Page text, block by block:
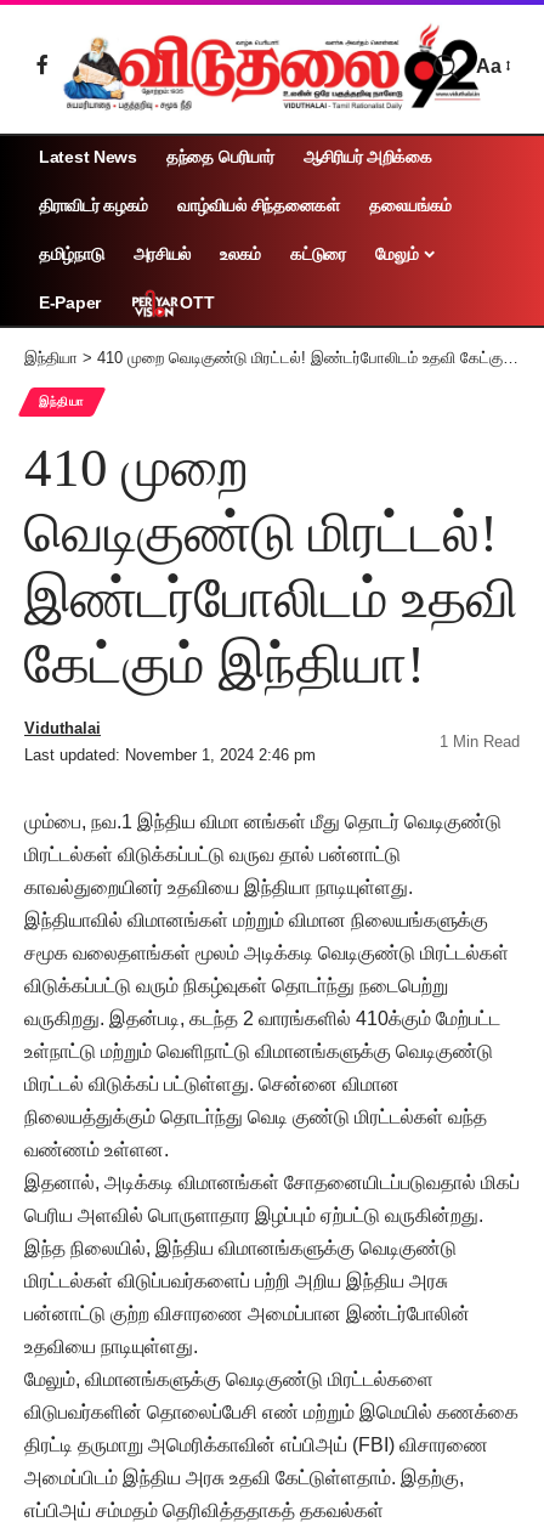
Aa
Latest News தந்தை பெரியார் ஆசிரியர் அறிக்கை
திராவிடர் கழகம் வாழ்வியல் சிந்தனைகள் தலையங்கம்
தமிழ்நாடு அரசியல் உலகம் கட்டுரை மேலும்
E-Paper OTT
இந்தியா > 410 முறை வெடிகுண்டு மிரட்டல்! இண்டர்போலிடம் உதவி கேட்கும் இந்தியா!
இந்தியா
410 முறை
வெடிகுண்டு மிரட்டல்!
இண்டர்போலிடம் உதவி
கேட்கும் இந்தியா!
Last updated: November 1, 2024 2:46 pm
Viduthalai
1 Min Read
மும்பை, நவ.1 இந்திய விமா னங்கள் மீது தொடர் வெடிகுண்டு
மிரட்டல்கள் விடுக்கப்பட்டு வருவ தால் பன்னாட்டு
காவல்துறையினர் உதவியை இந்தியா நாடியுள்ளது.
இந்தியாவில் விமானங்கள் மற்றும் விமான நிலையங்களுக்கு
சமூக வலைதளங்கள் மூலம் அடிக்கடி வெடிகுண்டு மிரட்டல்கள்
விடுக்கப்பட்டு வரும் நிகழ்வுகள் தொடா்ந்து நடைபெற்று
வருகிறது. இதன்படி, கடந்த 2 வாரங்களில் 410க்கும் மேற்பட்ட
உள்நாட்டு மற்றும் வெளிநாட்டு விமானங்களுக்கு வெடிகுண்டு
மிரட்டல் விடுக்கப் பட்டுள்ளது. சென்னை விமான
நிலையத்துக்கும் தொடா்ந்து வெடி குண்டு மிரட்டல்கள் வந்த
வண்ணம் உள்ளன.
இதனால், அடிக்கடி விமானங்கள் சோதனையிடப்படுவதால் மிகப்
பெரிய அளவில் பொருளாதார இழப்பும் ஏற்பட்டு வருகின்றது.
இந்த நிலையில், இந்திய விமானங்களுக்கு வெடிகுண்டு
மிரட்டல்கள் விடுப்பவர்களைப் பற்றி அறிய இந்திய அரசு
பன்னாட்டு குற்ற விசாரணை அமைப்பான இண்டர்போலின்
உதவியை நாடியுள்ளது.
மேலும், விமானங்களுக்கு வெடிகுண்டு மிரட்டல்களை
விடுபவர்களின் தொலைப்பேசி எண் மற்றும் இமெயில் கணக்கை
திரட்டி தருமாறு அமெரிக்காவின் எப்பிஅய் (FBI) விசாரணை
அமைப்பிடம் இந்திய அரசு உதவி கேட்டுள்ளதாம். இதற்கு,
எப்பிஅய் சம்மதம் தெரிவித்ததாகத் தகவல்கள்